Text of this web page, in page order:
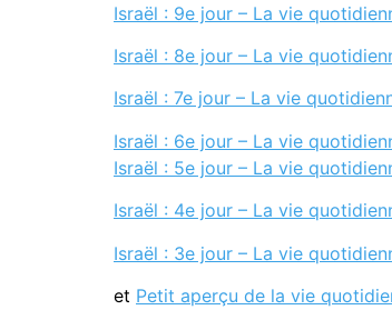
Israël : 9e jour – La vie
Israël : 8e jour – La vie
Israël : 7e jour – La vie
Israël : 6e jour – La vie
Israël : 5e jour – La vie
Israël : 4e jour – La vie
Israël : 3e jour – La vie
et Petit aperçu de la vie